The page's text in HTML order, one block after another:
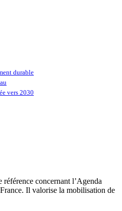
durable
vers 2030
concernant l’Agenda
Il valorise la mobilisation de